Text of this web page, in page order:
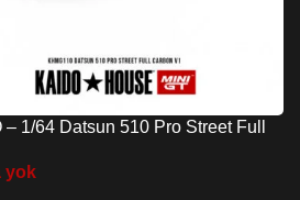
– 1/64 Datsun 510 Pro Street Full
yok